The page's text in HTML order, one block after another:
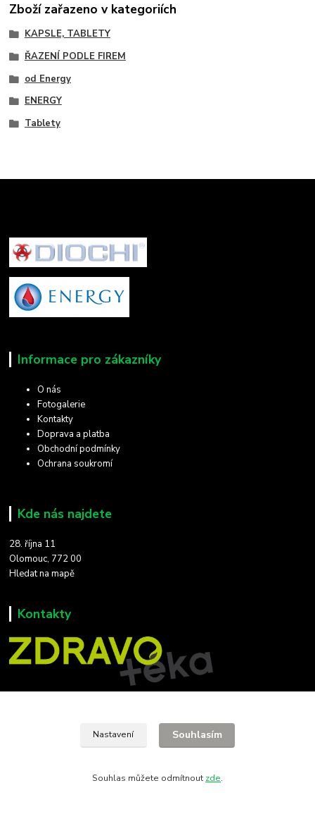
Zboží zařazeno v kategoriích
KAPSLE, TABLETY
ŘAZENÍ PODLE FIREM
od Energy
ENERGY
Tablety
Informace pro zákazníky
O nás
Fotogalerie
Kontakty
Doprava a platba
Obchodní podmínky
Ochrana soukromí
Kde nás najdete
28. října 11
Olomouc, 772 00
Hledat na mapě
Kontakty
zdravoteka@seznam.cz
Nastavení Souhlasím
Souhlas můžete odmítnout zde.